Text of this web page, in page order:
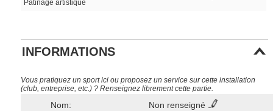
Patinage artistique
INFORMATIONS
Vous pratiquez un sport ici ou proposez un service sur cette installation
(club, entreprise, etc.) ? Renseignez librement cette partie.
Nom:
Non renseigné